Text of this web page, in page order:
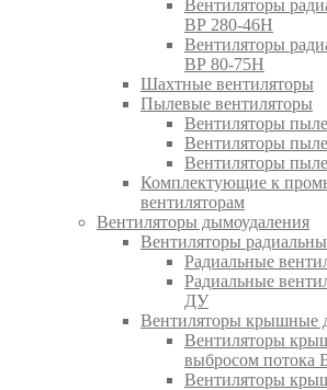
Вентиляторы
ВР 280-46Н
Вентиляторы
ВР 80-75Н
Шахтные вентиляторы
Пылевые вентиляторы
Вентиляторы
Вентиляторы
Вентиляторы
Комплектующие к
вентиляторам
Вентиляторы дымоудаления
Вентиляторы
Радиальные
Радиальные
ДУ
Вентиляторы крышные
Вентиляторы
выбросом
Вентиляторы